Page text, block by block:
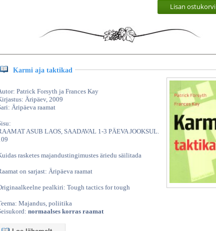
Lisan ostukorvi
Karmi aja taktikad
Patrick Forsyth ja Frances Kay
Äripäev, 2009
Äripäeva raamat
ASUB LAOS, SAADAVAL 1-3 PÄEVA JOOKSUL.
rasketes majandustingimustes äriedu säilitada
on sarjast: Äripäeva raamat
pealkiri: Tough tactics for tough
Majandus, poliitika
normaalses korras raamat